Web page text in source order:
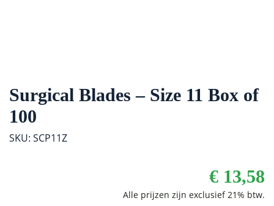
Surgical Blades – Size 11 Box of
100
SKU: SCP11Z
€ 13,58